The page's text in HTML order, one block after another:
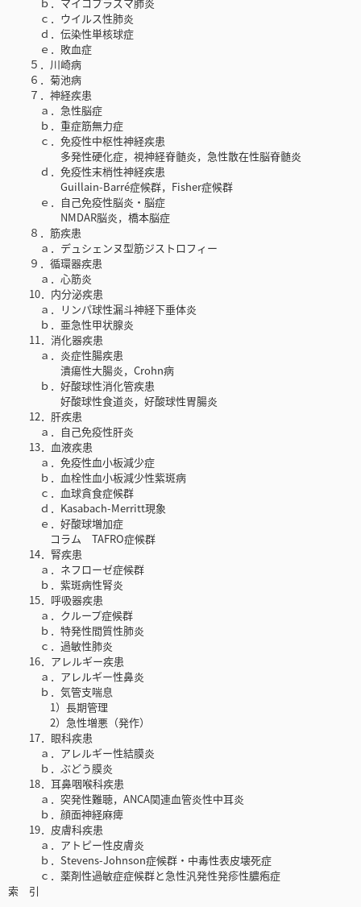
ｃ．ウイルス性肺炎
ｄ．伝染性単核球症
ｅ．敗血症
５．川崎病
６．菊池病
７．神経疾患
ａ．急性脳症
ｂ．重症筋無力症
ｃ．免疫性中枢性神経疾患
多発性硬化症，視神経脊髄炎，急性散在性脳脊髄炎
ｄ．免疫性末梢性神経疾患
Guillain-Barré症候群，Fisher症候群
ｅ．自己免疫性脳炎・脳症
NMDAR脳炎，橋本脳症
８．筋疾患
ａ．デュシェンヌ型筋ジストロフィー
９．循環器疾患
ａ．心筋炎
10．内分泌疾患
ａ．リンパ球性漏斗神経下垂体炎
ｂ．亜急性甲状腺炎
11．消化器疾患
ａ．炎症性腸疾患
潰瘍性大腸炎，Crohn病
ｂ．好酸球性消化管疾患
好酸球性食道炎，好酸球性胃腸炎
12．肝疾患
ａ．自己免疫性肝炎
13．血液疾患
ａ．免疫性血小板減少症
ｂ．血栓性血小板減少性紫斑病
ｃ．血球貪食症候群
ｄ．Kasabach-Merritt現象
ｅ．好酸球増加症
コラム TAFRO症候群
14．腎疾患
ａ．ネフローゼ症候群
ｂ．紫斑病性腎炎
15．呼吸器疾患
ａ．クループ症候群
ｂ．特発性間質性肺炎
ｃ．過敏性肺炎
16．アレルギー疾患
ａ．アレルギー性鼻炎
ｂ．気管支喘息
1）長期管理
2）急性増悪（発作）
17．眼科疾患
ａ．アレルギー性結膜炎
ｂ．ぶどう膜炎
18．耳鼻咽喉科疾患
ａ．突発性難聴，ANCA関連血管炎性中耳炎
ｂ．顔面神経麻痺
19．皮膚科疾患
ａ．アトピー性皮膚炎
ｂ．Stevens-Johnson症候群・中毒性表皮壊死症
ｃ．薬剤性過敏症症候群と急性汎発性発疹性膿疱症
索 引